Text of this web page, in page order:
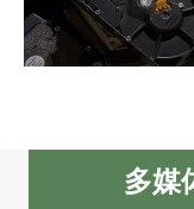
多媒